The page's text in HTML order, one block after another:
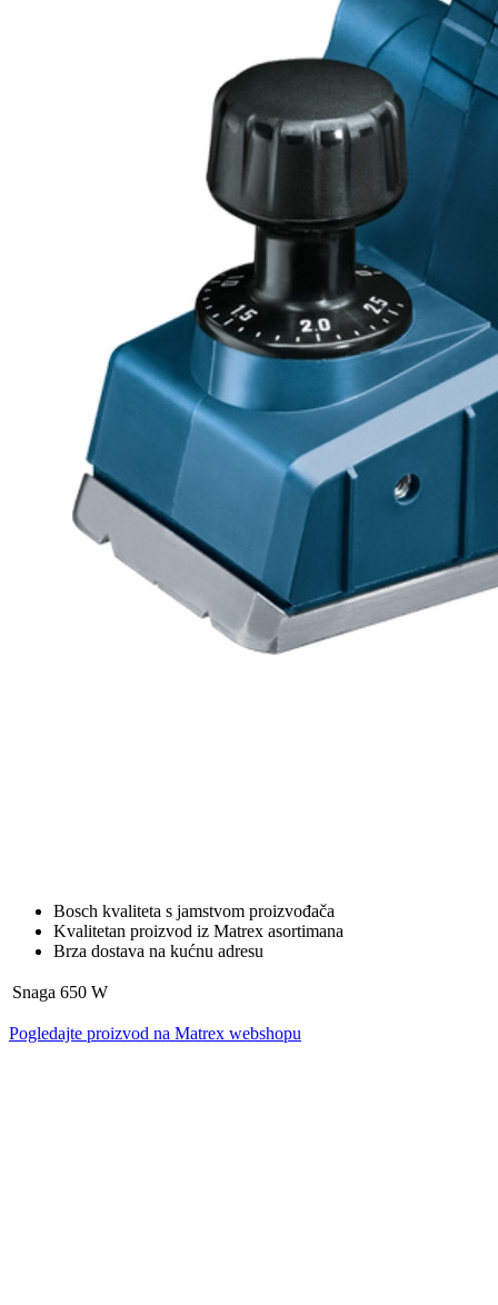
Bosch kvaliteta s jamstvom proizvođača
Kvalitetan proizvod iz Matrex asortimana
Brza dostava na kućnu adresu
Snaga 650 W
Pogledajte proizvod na Matrex webshopu